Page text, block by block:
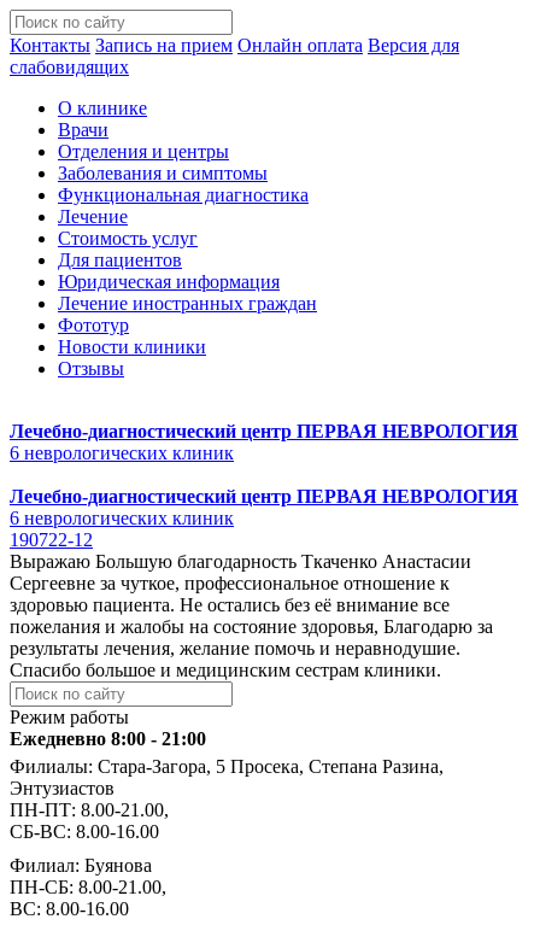
Контакты Запись на прием Онлайн оплата Версия для
слабовидящих
О клинике
Врачи
Отделения и центры
Заболевания и симптомы
Функциональная диагностика
Лечение
Стоимость услуг
Для пациентов
Юридическая информация
Лечение иностранных граждан
Фототур
Новости клиники
Отзывы
Лечебно-диагностический центр ПЕРВАЯ НЕВРОЛОГИЯ
6 неврологических клиник
Лечебно-диагностический центр ПЕРВАЯ НЕВРОЛОГИЯ
6 неврологических клиник
190722-12
Выражаю Большую благодарность Ткаченко Анастасии
Сергеевне за чуткое, профессиональное отношение к
здоровью пациента. Не остались без её внимание все
пожелания и жалобы на состояние здоровья, Благодарю за
результаты лечения, желание помочь и неравнодушие.
Спасибо большое и медицинским сестрам клиники.
Режим работы
Ежедневно 8:00 - 21:00
Филиалы: Стара-Загора, 5 Просека, Степана Разина,
Энтузиастов
ПН-ПТ: 8.00-21.00,
СБ-ВС: 8.00-16.00
Филиал: Буянова
ПН-СБ: 8.00-21.00,
ВС: 8.00-16.00